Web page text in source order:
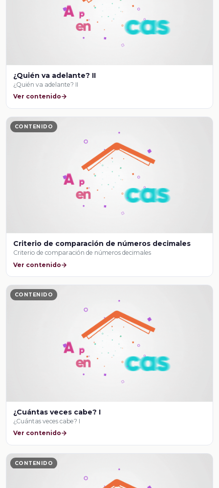
¿Quién va adelante? II
¿Quién va adelante? II
Ver contenido
CONTENIDO
Criterio de comparación de números decimales
Criterio de comparación de números decimales
Ver contenido
CONTENIDO
¿Cuántas veces cabe? I
¿Cuántas veces cabe? I
Ver contenido
CONTENIDO